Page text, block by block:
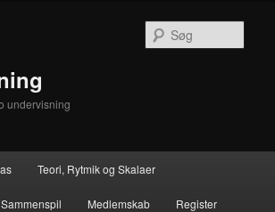
undervisning
Teori, Rytmik og Skalaer
Sammenspil Medlemskab Register